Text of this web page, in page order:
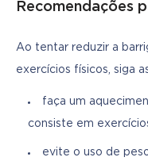
Recomendações
Ao tentar reduzir a
exercícios físicos, siga
faça um
consiste em
evite o uso de